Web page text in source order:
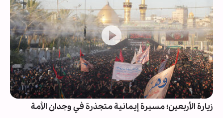
زيارة الأربعين؛ مسيرة إيمانية متجذرة في وجدان الأمة